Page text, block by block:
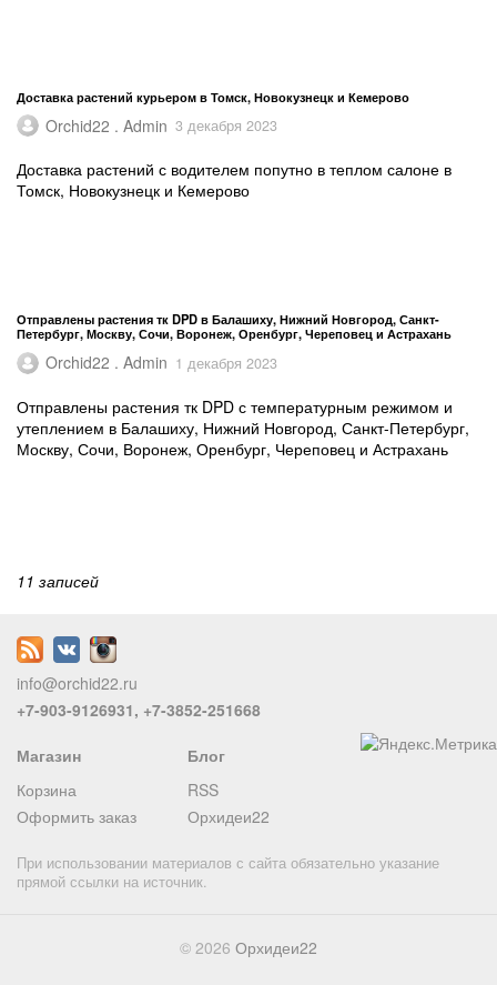
Доставка растений курьером в Томск, Новокузнецк и Кемерово
Orchid22 . Admin 3 декабря 2023
Доставка растений с водителем попутно в теплом салоне в
Томск, Новокузнецк и Кемерово
Отправлены растения тк DPD в Балашиху, Нижний Новгород, Санкт-
Петербург, Москву, Сочи, Воронеж, Оренбург, Череповец и Астрахань
Orchid22 . Admin 1 декабря 2023
Отправлены растения тк DPD с температурным режимом и
утеплением в Балашиху, Нижний Новгород, Санкт-Петербург,
Москву, Сочи, Воронеж, Оренбург, Череповец и Астрахань
11 записей
info@orchid22.ru
+7-903-9126931, +7-3852-251668
Магазин
Корзина
Оформить заказ
Блог
RSS
Орхидеи22
При использовании материалов с сайта обязательно указание
прямой ссылки на источник.
© 2026 Орхидеи22